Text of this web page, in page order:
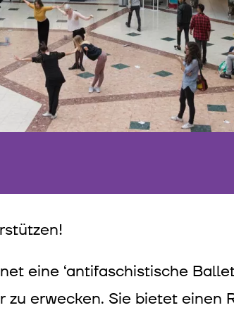
eine ‘antifaschistische
erwecken. Sie bietet einen